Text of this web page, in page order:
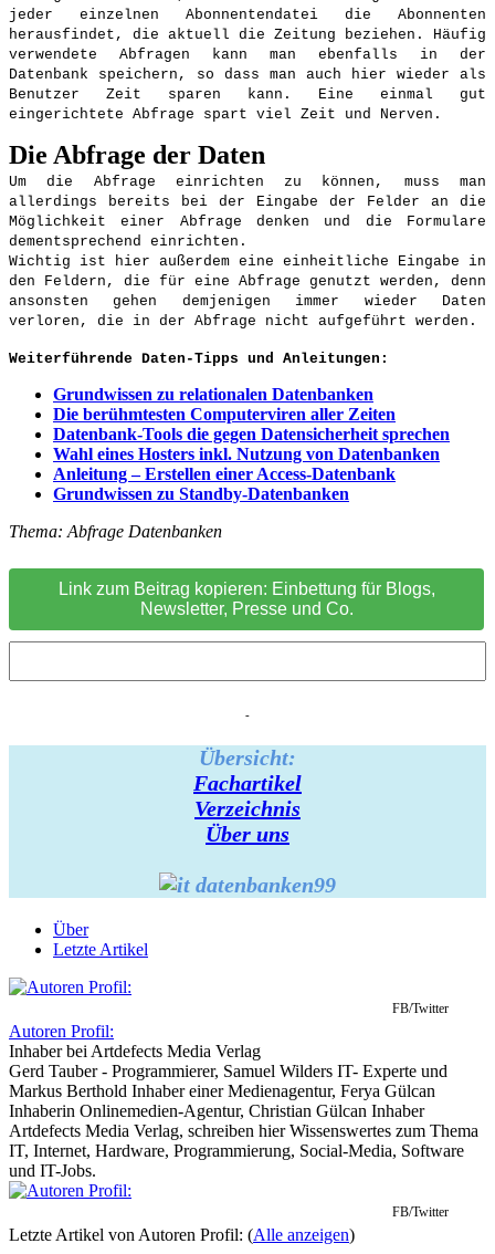
jeder einzelnen Abonnentendatei die Abonnenten
herausfindet, die aktuell die Zeitung beziehen. Häufig
verwendete Abfragen kann man ebenfalls in der
Datenbank speichern, so dass man auch hier wieder als
Benutzer Zeit sparen kann. Eine einmal gut
eingerichtete Abfrage spart viel Zeit und Nerven.
Die Abfrage der Daten
Um die Abfrage einrichten zu können, muss man
allerdings bereits bei der Eingabe der Felder an die
Möglichkeit einer Abfrage denken und die Formulare
dementsprechend einrichten.
Wichtig ist hier außerdem eine einheitliche Eingabe in
den Feldern, die für eine Abfrage genutzt werden, denn
ansonsten gehen demjenigen immer wieder Daten
verloren, die in der Abfrage nicht aufgeführt werden.
Weiterführende Daten-Tipps und Anleitungen:
Grundwissen zu relationalen Datenbanken
Die berühmtesten Computerviren aller Zeiten
Datenbank-Tools die gegen Datensicherheit sprechen
Wahl eines Hosters inkl. Nutzung von Datenbanken
Anleitung – Erstellen einer Access-Datenbank
Grundwissen zu Standby-Datenbanken
Thema: Abfrage Datenbanken
Link zum Beitrag kopieren: Einbettung für Blogs,
Newsletter, Presse und Co.
-
Übersicht:
Fachartikel
Verzeichnis
Über uns
Über
Letzte Artikel
FB/Twitter
Autoren Profil:
Inhaberbei Artdefects Media Verlag
Gerd Tauber - Programmierer, Samuel Wilders IT- Experte und
Markus Berthold Inhaber einer Medienagentur, Ferya Gülcan
Inhaberin Onlinemedien-Agentur, Christian Gülcan Inhaber
Artdefects Media Verlag, schreiben hier Wissenswertes zum Thema
IT, Internet, Hardware, Programmierung, Social-Media, Software
und IT-Jobs.
FB/Twitter
Letzte Artikel von Autoren Profil: (Alle anzeigen)